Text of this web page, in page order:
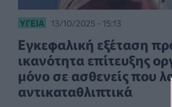
ΥΓΕΊΑ 13/10/2025 - 15:13
Εγκεφαλική εξέταση
ικανότητα επίτευξης
μόνο σε ασθενείς που
αντικαταθλιπτικά